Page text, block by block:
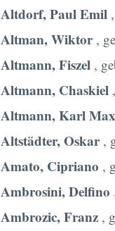
Altdorf, Paul Emil
Altman, Wiktor,
Altmann, Fiszel ,
Altmann, Chaskiel
Altmann, Karl
Altstädter, Oskar,
Amato, Cipriano ,
Ambrosini, Delfino
Ambrozic, Franz ,